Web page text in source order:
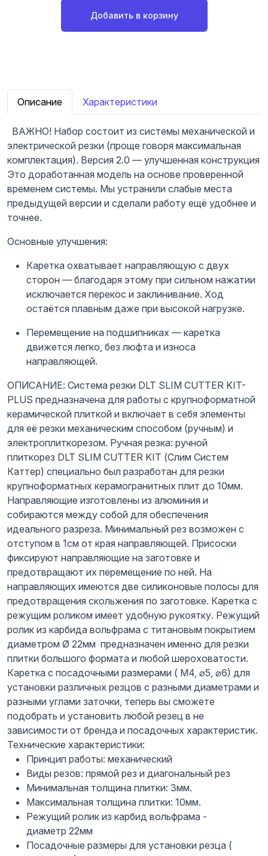
Добавить в корзину
Описание Характеристики
ВАЖНО! Набор состоит из системы механической и
электрической резки (проще говоря максимальная
комплектация). Версия 2.0 — улучшенная конструкция
Это доработанная модель на основе проверенной
временем системы. Мы устранили слабые места
предыдущей версии и сделали работу ещё удобнее и
точнее.
Основные улучшения:
Каретка охватывает направляющую с двух
сторон — благодаря этому при сильном нажатии
исключается перекос и заклинивание. Ход
остаётся плавным даже при высокой нагрузке.
Перемещение на подшипниках — каретка
движется легко, без люфта и износа
направляющей.
ОПИСАНИЕ: Система резки DLT SLIM CUTTER KIT-
PLUS предназначена для работы с крупноформатной
керамической плиткой и включает в себя элементы
для её резки механическим способом (ручным) и
электроплиткорезом. Ручная резка: ручной
плиткорез DLT SLIM CUTTER KIT (Слим Систем
Каттер) специально был разработан для резки
крупноформатных керамогранитных плит до 10мм.
Направляющие изготовлены из алюминия и
собираются между собой для обеспечения
идеального разреза. Минимальный рез возможен с
отступом в 1см от края направляющей. Присоски
фиксируют направляющие на заготовке и
предотвращают их перемещение по ней. На
направляющих имеются две силиконовые полосы для
предотвращения скольжения по заготовке. Каретка с
режущим роликом имеет удобную рукоятку. Режущий
ролик из карбида вольфрама с титановым покрытием
диаметром Ø 22мм предназначен именно для резки
плитки большого формата и любой шероховатости.
Каретка с посадочными размерами ( М4, ⌀5, ⌀6) для
установки различных резцов с разными диаметрами и
разными углами заточки, теперь вы сможете
подобрать и установить любой резец в не
зависимости от бренда и посадочных характеристик.
Технические характеристики:
Принцип работы: механический
Виды резов: прямой рез и диагональный рез
Минимальная толщина плитки: 3мм.
Максимальная толщина плитки: 10мм.
Режущий ролик из карбид вольфрама -
диаметр 22мм
Посадочные размеры для установки резца (